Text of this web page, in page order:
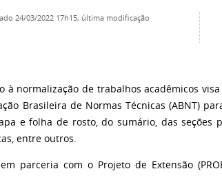
24/03/2022 17h15, última modificação
à normalização de trabalhos acadêmicos
Brasileira de Normas Técnicas (ABNT)
e folha de rosto, do sumário, das seções
entre outros.
parceria com o Projeto de Extensão